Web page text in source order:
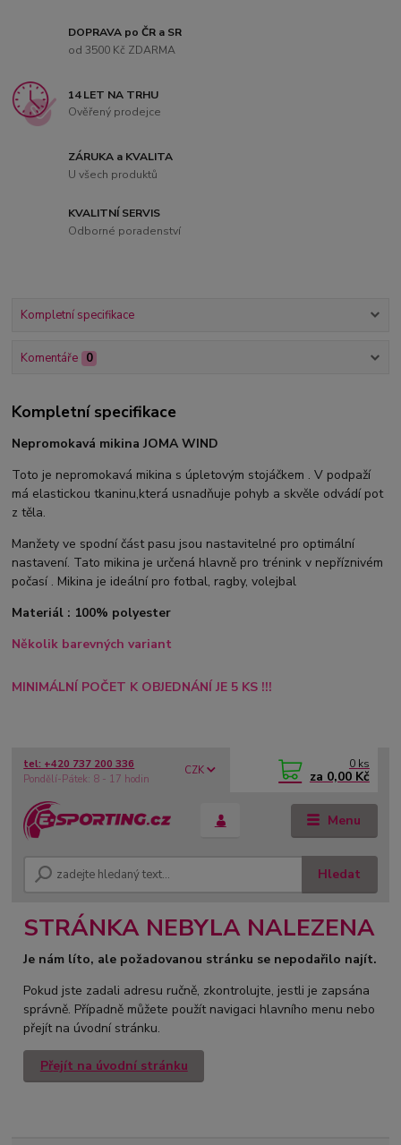
DOPRAVA po ČR a SR
od 3500 Kč ZDARMA
14 LET NA TRHU
Ověřený prodejce
ZÁRUKA a KVALITA
U všech produktů
KVALITNÍ SERVIS
Odborné poradenství
Kompletní specifikace
Komentáře 0
Kompletní specifikace
Nepromokavá mikina JOMA WIND
Toto je nepromokavá mikina s úpletovým stojáčkem . V podpaží
má elastickou tkaninu,která usnadňuje pohyb a skvěle odvádí pot
z těla.
Manžety ve spodní část pasu jsou nastavitelné pro optimální
nastavení. Tato mikina je určená hlavně pro trénink v nepříznivém
počasí . Mikina je ideální pro fotbal, ragby, volejbal
Materiál : 100% polyester
Několik barevných variant
MINIMÁLNÍ POČET K OBJEDNÁNÍ JE 5 KS !!!
Menu
CZK
Hledat
tel: +420 737 200 336
Pondělí-Pátek: 8 - 17 hodin
0 ks
za 0,00 Kč
STRÁNKA NEBYLA NALEZENA
Je nám líto, ale požadovanou stránku se nepodařilo najít.
Pokud jste zadali adresu ručně, zkontrolujte, jestli je zapsána
správně. Případně můžete použít navigaci hlavního menu nebo
přejít na úvodní stránku.
Přejít na úvodní stránku